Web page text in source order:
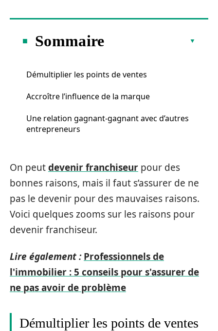
Sommaire
Démultiplier les points de ventes
Accroître l’influence de la marque
Une relation gagnant-gagnant avec d’autres
entrepreneurs
On peutdevenir franchiseur pour des
bonnes raisons, mais il faut s’assurer de ne
pas le devenir pour des mauvaises raisons.
Voici quelques zooms sur les raisons pour
devenir franchiseur.
Lire également : Professionnels de
l'immobilier : 5 conseils pour s'assurer de
ne pas avoir de problème
Démultiplier les points de ventes